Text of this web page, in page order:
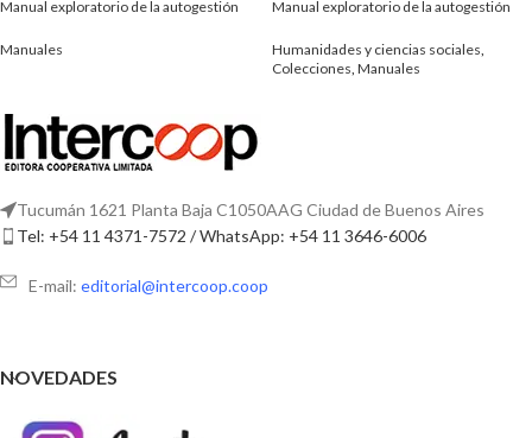
Manual exploratorio de la autogestión
Manuales
Manual exploratorio de la autogestión
Humanidades y ciencias sociales
Colecciones Manuales
Tucumán 1621 Planta Baja C1050AAG Ciudad de Buenos Aires
Tel: +54 11 4371-7572 / WhatsApp: +54 11 3646-6006
E-mail: editorial@intercoop.coop
NOVEDADES